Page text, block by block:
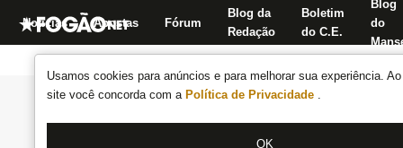
Usamos cookies para anúncios e para melhorar sua experiência.
site você concorda com a Política de Privacidade .
OK
Notícias Apostas Fórum
Blog da
Redação
Boletim
do C.E.
Blog
do